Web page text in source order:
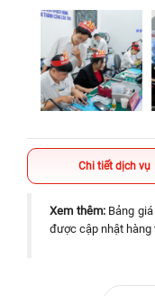
Chi tiết dịch vụ
Xem thêm:Bảng giá
được cập nhật hàng